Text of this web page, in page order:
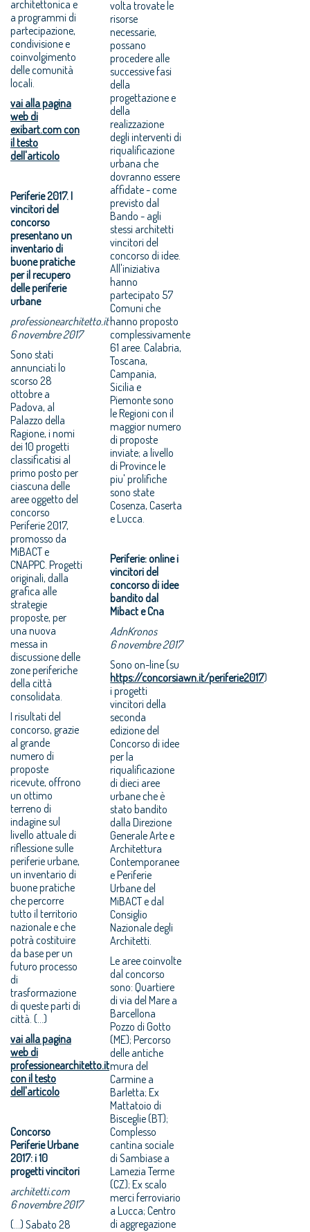
architettonica e
a programmi di
partecipazione,
condivisione e
coinvolgimento
delle comunità
locali.
vai alla pagina
web di
exibart.com con
il testo
dell'articolo
Periferie 2017. I
vincitori del
concorso
presentano un
inventario di
buone pratiche
per il recupero
delle periferie
urbane
professionearchitetto.it
6 novembre 2017
Sono stati
annunciati lo
scorso 28
ottobre a
Padova, al
Palazzo della
Ragione, i nomi
dei 10 progetti
classificatisi al
primo posto per
ciascuna delle
aree oggetto del
concorso
Periferie 2017,
promosso da
MiBACT e
CNAPPC. Progetti
originali, dalla
grafica alle
strategie
proposte, per
una nuova
messa in
discussione delle
zone periferiche
della città
consolidata.
I risultati del
concorso, grazie
al grande
numero di
proposte
ricevute, offrono
un ottimo
terreno di
indagine sul
livello attuale di
riflessione sulle
periferie urbane,
un inventario di
buone pratiche
che percorre
tutto il territorio
nazionale e che
potrà costituire
da base per un
futuro processo
di
trasformazione
di queste parti di
città. (...)
vai alla pagina
web di
professionearchitetto.it
con il testo
dell'articolo
Concorso
Periferie Urbane
2017: i 10
progetti vincitori
architetti.com
6 novembre 2017
(...) Sabato 28
volta trovate le
risorse
necessarie,
possano
procedere alle
successive fasi
della
progettazione e
della
realizzazione
degli interventi di
riqualificazione
urbana che
dovranno essere
affidate - come
previsto dal
Bando - agli
stessi architetti
vincitori del
concorso di idee.
All'iniziativa
hanno
partecipato 57
Comuni che
hanno proposto
complessivamente
61 aree. Calabria,
Toscana,
Campania,
Sicilia e
Piemonte sono
le Regioni con il
maggior numero
di proposte
inviate; a livello
di Province le
piu' prolifiche
sono state
Cosenza, Caserta
e Lucca.
Periferie: online i
vincitori del
concorso di idee
bandito dal
Mibact e Cna
AdnKronos
6 novembre 2017
Sono on-line (su
https://concorsiawn.it/periferie2017)
i progetti
vincitori della
seconda
edizione del
Concorso di idee
per la
riqualificazione
di dieci aree
urbane che è
stato bandito
dalla Direzione
Generale Arte e
Architettura
Contemporanee
e Periferie
Urbane del
MiBACT e dal
Consiglio
Nazionale degli
Architetti.
Le aree coinvolte
dal concorso
sono: Quartiere
di via del Mare a
Barcellona
Pozzo di Gotto
(ME); Percorso
delle antiche
mura del
Carmine a
Barletta; Ex
Mattatoio di
Bisceglie (BT);
Complesso
cantina sociale
di Sambiase a
Lamezia Terme
(CZ); Ex scalo
merci ferroviario
a Lucca; Centro
di aggregazione